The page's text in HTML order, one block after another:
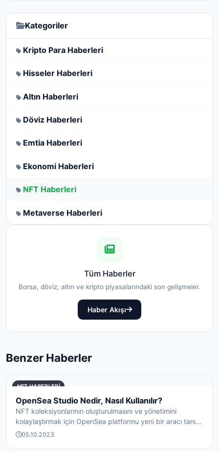
Kategoriler
Kripto Para Haberleri
Hisseler Haberleri
Altın Haberleri
Döviz Haberleri
Emtia Haberleri
Ekonomi Haberleri
NFT Haberleri
Metaverse Haberleri
Tüm Haberler
Borsa, döviz, altın ve kripto piyasalarındaki son gelişmeler.
Haber Akışı
Benzer Haberler
NFT HABERLERI
OpenSea Studio Nedir, Nasıl Kullanılır?
NFT koleksiyonlarının oluşturulmasını ve yönetimini
kolaylaştırmak için OpenSea platformu yeni bir aracı tanı...
05.10.2023